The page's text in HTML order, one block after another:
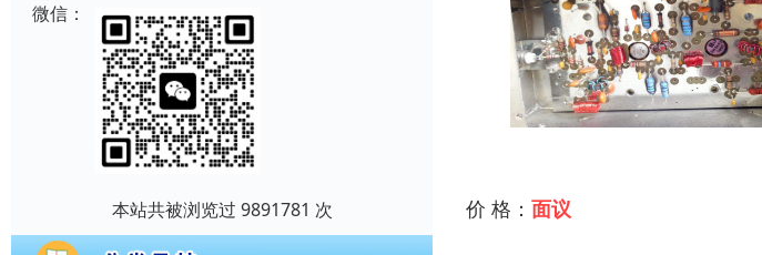
微信：
本站共被浏览过 9891781 次 价 格： 面议